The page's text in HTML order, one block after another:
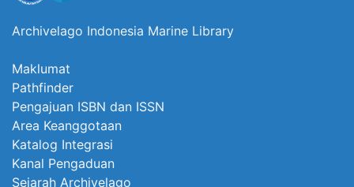
Archivelago Indonesia Marine Library
Maklumat
Pathfinder
Pengajuan ISBN dan ISSN
Area Keanggotaan
Katalog Integrasi
Kanal Pengaduan
Sejarah Archivelago